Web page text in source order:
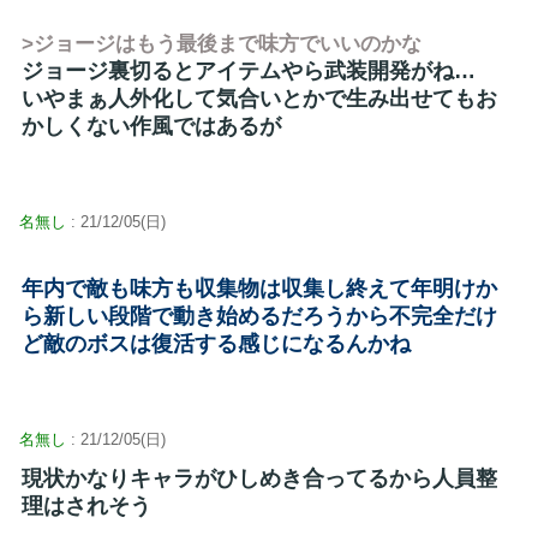
>ジョージはもう最後まで味方でいいのかな
ジョージ裏切るとアイテムやら武装開発がね…
いやまぁ人外化して気合いとかで生み出せてもお
かしくない作風ではあるが
名無し : 21/12/05(日)
年内で敵も味方も収集物は収集し終えて年明けか
ら新しい段階で動き始めるだろうから不完全だけ
ど敵のボスは復活する感じになるんかね
名無し : 21/12/05(日)
現状かなりキャラがひしめき合ってるから人員整
理はされそう